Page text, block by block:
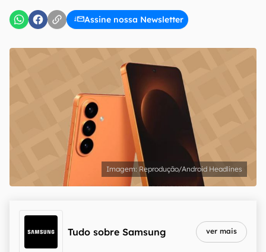
Assine nossa Newsletter
Confirmo que li, aceito e concordo com os Termos de
Uso e Política de Privacidade do Canaltech.
Reprodução/Android Headlines
Tudo sobre Samsung ver mais